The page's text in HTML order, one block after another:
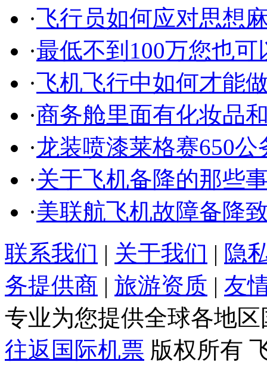
·飞行员如何应对思想
·最低不到100万您也可
·飞机飞行中如何才能
·商务舱里面有化妆品
·龙装喷漆莱格赛650公
·关于飞机备降的那些
·美联航飞机故障备降
联系我们 | 关于我们 | 隐
务提供商 | 旅游资质 | 友
专业为您提供全球各地
往返国际机票 版权所有